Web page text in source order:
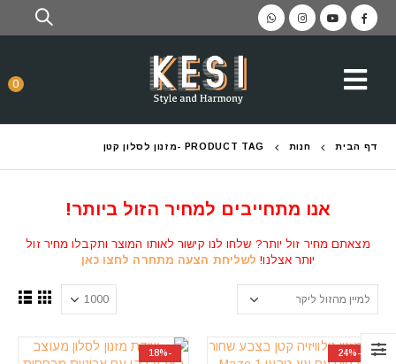
0
דף הבית חנות PRODUCT TAG - מזנון לסלון קטן
אנו מתחייבים למחיר הזול ביותר!
מצאתם מחיר זול יותר? שלחו לנו קישור לאותו המוצר ותקבלו מחיר זול
יותר אצלנו! לשליחת הצעה מתחרה לחצו כאן
-24%
-18%